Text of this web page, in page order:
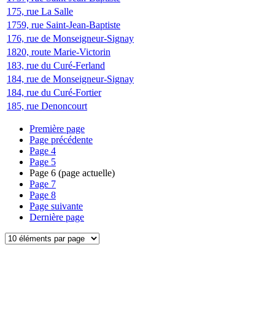
175, rue La Salle
1759, rue Saint-Jean-Baptiste
176, rue de Monseigneur-Signay
1820, route Marie-Victorin
183, rue du Curé-Ferland
184, rue de Monseigneur-Signay
184, rue du Curé-Fortier
185, rue Denoncourt
Première page
Page précédente
Page 4
Page 5
Page 6 (page actuelle)
Page 7
Page 8
Page suivante
Dernière page